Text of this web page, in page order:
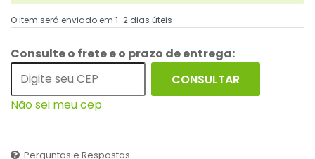
O item será enviado em 1-2 dias úteis
Consulte o frete e o prazo de entrega:
CONSULTAR
Não sei meu cep
Perguntas e Respostas